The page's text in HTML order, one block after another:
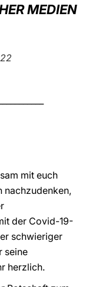
MEDIEN
mit euch
nachzudenken,
der Covid-19-
schwieriger
seine
herzlich.